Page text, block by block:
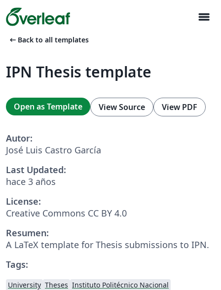
menu
arrow_left_alt Back to all templates
IPN Thesis template
Open as Template View Source View PDF
Autor:
José Luis Castro García
Last Updated:
hace 3 años
License:
Creative Commons CC BY 4.0
Resumen:
A LaTeX template for Thesis submissions to IPN.
Tags:
University Theses Instituto Politécnico Nacional